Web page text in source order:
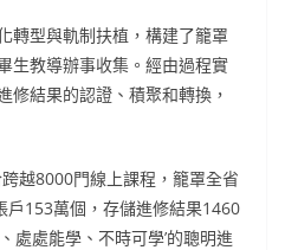
轉型與軌制扶植，構建了籠罩
生教導辦事收集。經由過程實
修結果的認證、積聚和轉換，
越8000門線上課程，籠罩全省
戶153萬個，存儲進修結果1460
處處能學、不時可學’的聰明進